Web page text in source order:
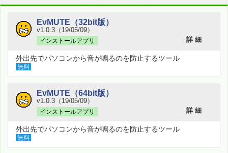
EvMUTE（32bit版）
v1.0.3（19/05/09）
インストールアプリ
詳 細
外出先でパソコンから音が鳴るのを防止するツール
無料
EvMUTE（64bit版）
v1.0.3（19/05/09）
インストールアプリ
詳 細
外出先でパソコンから音が鳴るのを防止するツール
無料